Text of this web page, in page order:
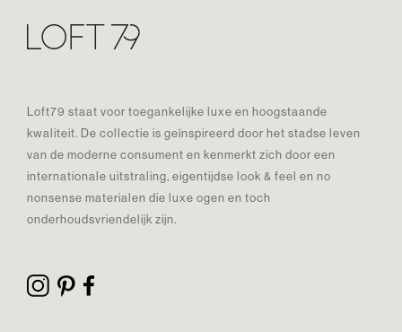
Loft79 staat voor toegankelijke luxe en hoogstaande
kwaliteit. De collectie is geïnspireerd door het stadse leven
van de moderne consument en kenmerkt zich door een
internationale uitstraling, eigentijdse look & feel en no
nonsense materialen die luxe ogen en toch
onderhoudsvriendelijk zijn.